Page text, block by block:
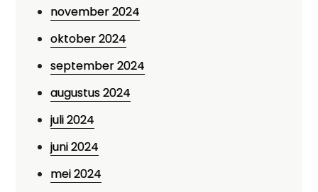
november 2024
oktober 2024
september 2024
augustus 2024
juli 2024
juni 2024
mei 2024